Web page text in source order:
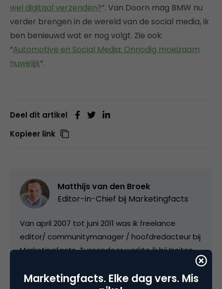
wel digitaal verzenden?”. Van Doorn mag BMW nu
verder brengen in de wereld van de social media, ik
ben benieuwd wat er nog volgt. Zie ook:
“Automotive en Social Media: Onnodig moeizaam
huwelijk”.
Deel dit artikel
Kopieer link
Matthijs van den Broek
Editor-in-Chief bij Marketingfacts
Van april 2007 tot juni 2011 was ik freelance
editor/ communitymanager / hoofdredacteur bij
Marketingfacts. Tussendoor werkte ik bij Insites
Consulting, IDG Nederland, Saatchi&Saatchi;/Leo
Burnett (voor Samsung) en voor
Marketingfacts. Elke dag vers. Mis